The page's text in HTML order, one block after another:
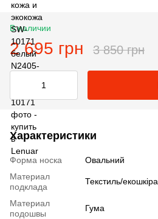
В наличии
2 695 грн 3 850 грн
Характеристики
Форма носка
Овальний
Материал
подклада
Текстиль/екошкіра
Материал
подошвы
Гума